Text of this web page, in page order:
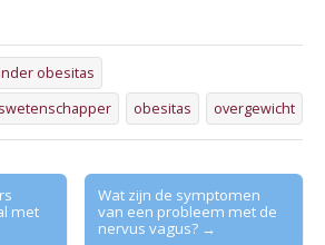
obesitas
obesitas overgewicht
met
Wat zijn de symptomen
van een probleem met de
nervus vagus? →